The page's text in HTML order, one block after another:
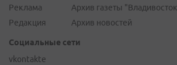
Реклама
Редакция
Архив газеты
Архив новостей
Социальные сети
vkontakte